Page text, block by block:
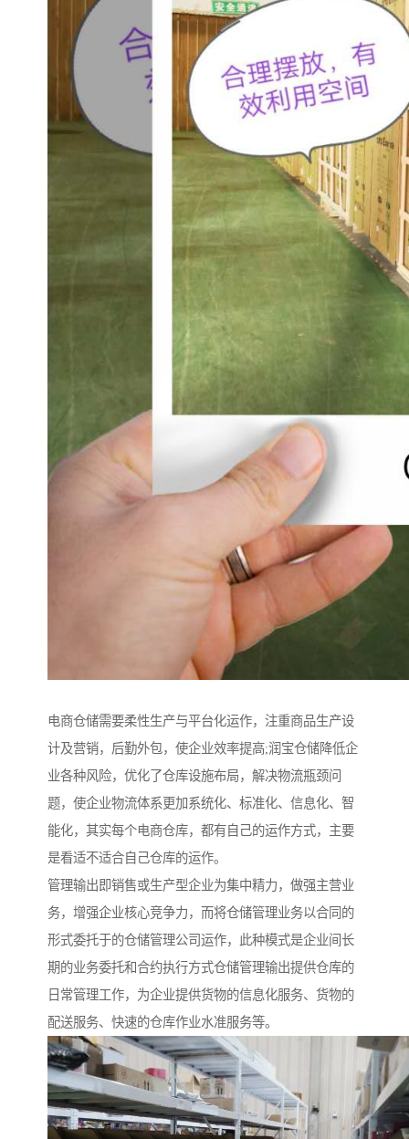
电商仓储需要柔性生产与平台化运作，注重商品生产设
计及营销，后勤外包，使企业效率提高;润宝仓储降低企
业各种风险，优化了仓库设施布局，解决物流瓶颈问
题，使企业物流体系更加系统化、标准化、信息化、智
能化，其实每个电商仓库，都有自己的运作方式，主要
是看适不适合自己仓库的运作。
管理输出即销售或生产型企业为集中精力，做强主营业
务，增强企业核心竞争力，而将仓储管理业务以合同的
形式委托于的仓储管理公司运作，此种模式是企业间长
期的业务委托和合约执行方式仓储管理输出提供仓库的
日常管理工作，为企业提供货物的信息化服务、货物的
配送服务、快速的仓库作业水准服务等。